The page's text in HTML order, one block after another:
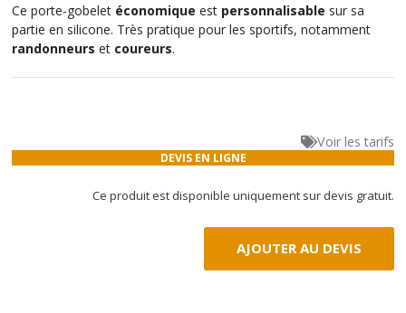
Ce porte-gobelet économique est personnalisable sur sa
partie en silicone. Très pratique pour les sportifs, notamment
randonneurs et coureurs.
DEVIS EN LIGNE
Ce produit est disponible uniquement sur devis gratuit.
AJOUTER AU DEVIS
Voir les tarifs